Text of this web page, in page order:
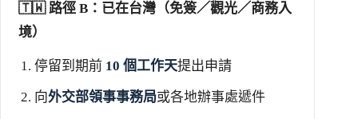
🇹🇼 路徑 B：已在台灣（免簽／觀光／商務入
境）
停留到期前 10 個工作天提出申請
向外交部領事事務局或各地辦事處遞件